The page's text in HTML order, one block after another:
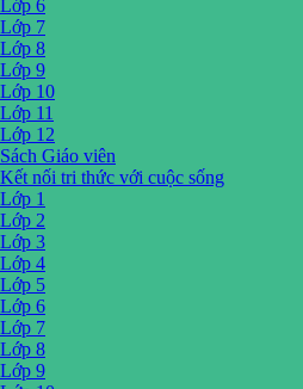
Lớp 6
Lớp 7
Lớp 8
Lớp 9
Lớp 10
Lớp 11
Lớp 12
Sách Giáo viên
Kết nối tri thức với cuộc sống
Lớp 1
Lớp 2
Lớp 3
Lớp 4
Lớp 5
Lớp 6
Lớp 7
Lớp 8
Lớp 9